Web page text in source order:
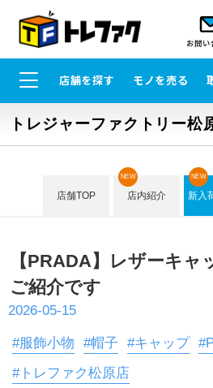
お問い
店舗を探す モノを売る
トレジャーファクトリー松
店舗TOP 店内紹介
NEW
新入
NEW
【PRADA】レザーキ
ご紹介です
2026-05-15
#服飾小物 #帽子 #キャップ
#トレファク松原店